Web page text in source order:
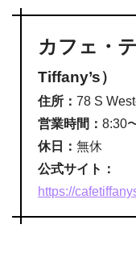
カフェ・
Tiffany’s）
住所： 78 S
営業時間： 8:30
休日： 無休
公式サイト：
https://